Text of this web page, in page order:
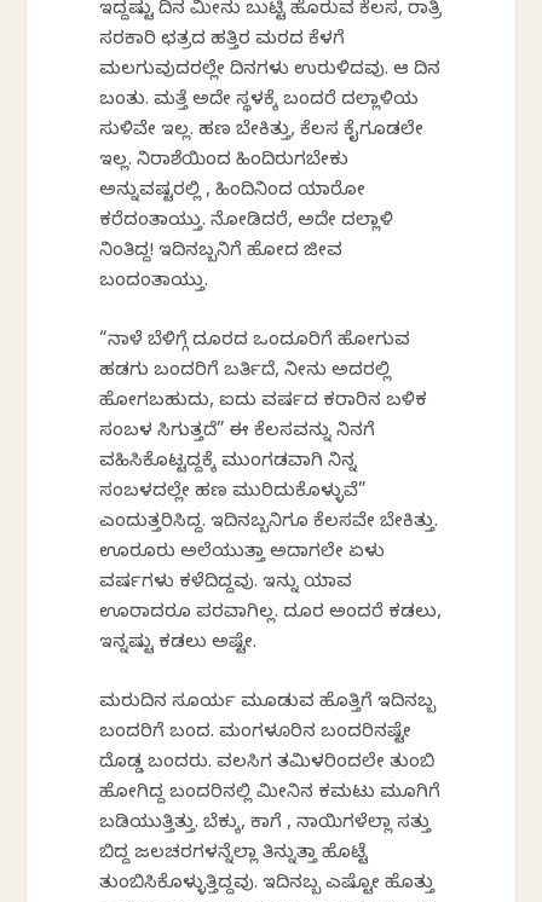
ಇದ್ದಷ್ಟು ದಿನ ಮೀನು ಬುಟ್ಟಿ ಹೊರುವ ಕೆಲಸ, ರಾತ್ರಿ
ಸರಕಾರಿ ಛತ್ರದ ಹತ್ತಿರ ಮರದ ಕೆಳಗೆ
ಮಲಗುವುದರಲ್ಲೇ ದಿನಗಳು ಉರುಳಿದವು. ಆ ದಿನ
ಬಂತು. ಮತ್ತೆ ಅದೇ ಸ್ಥಳಕ್ಕೆ ಬಂದರೆ ದಲ್ಲಾಳಿಯ
ಸುಳಿವೇ ಇಲ್ಲ. ಹಣ ಬೇಕಿತ್ತು, ಕೆಲಸ ಕೈಗೂಡಲೇ
ಇಲ್ಲ. ನಿರಾಶೆಯಿಂದ ಹಿಂದಿರುಗಬೇಕು
ಅನ್ನುವಷ್ಟರಲ್ಲಿ , ಹಿಂದಿನಿಂದ ಯಾರೋ
ಕರೆದಂತಾಯ್ತು. ನೋಡಿದರೆ, ಅದೇ ದಲ್ಲಾಳಿ
ನಿಂತಿದ್ದ! ಇದಿನಬ್ಬನಿಗೆ ಹೋದ ಜೀವ
ಬಂದಂತಾಯ್ತು.
“ನಾಳೆ ಬೆಳಿಗ್ಗೆ ದೂರದ ಒಂದೂರಿಗೆ ಹೋಗುವ
ಹಡಗು ಬಂದರಿಗೆ ಬರ್ತಿದೆ, ನೀನು ಅದರಲ್ಲಿ
ಹೋಗಬಹುದು, ಐದು ವರ್ಷದ ಕರಾರಿನ ಬಳಿಕ
ಸಂಬಳ ಸಿಗುತ್ತದೆ” ಈ ಕೆಲಸವನ್ನು ನಿನಗೆ
ವಹಿಸಿಕೊಟ್ಟದ್ದಕ್ಕೆ ಮುಂಗಡವಾಗಿ‌ ನಿನ್ನ
ಸಂಬಳದಲ್ಲೇ ಹಣ ಮುರಿದುಕೊಳ್ಳುವೆ”
ಎಂದುತ್ತರಿಸಿದ್ದ. ಇದಿನಬ್ಬನಿಗೂ ಕೆಲಸವೇ ಬೇಕಿತ್ತು.
ಊರೂರು ಅಲೆಯುತ್ತಾ ಅದಾಗಲೇ ಏಳು
ವರ್ಷಗಳು ಕಳೆದಿದ್ದವು. ಇನ್ನು ಯಾವ
ಊರಾದರೂ ಪರವಾಗಿಲ್ಲ. ದೂರ ಅಂದರೆ ಕಡಲು,
ಇನ್ನಷ್ಟು ಕಡಲು ಅಷ್ಟೇ.
ಮರುದಿನ ಸೂರ್ಯ ಮೂಡುವ ಹೊತ್ತಿಗೆ ಇದಿನಬ್ಬ
ಬಂದರಿಗೆ ಬಂದ. ಮಂಗಳೂರಿನ ಬಂದರಿನಷ್ಟೇ
ದೊಡ್ಡ ಬಂದರು. ವಲಸಿಗ ತಮಿಳರಿಂದಲೇ ತುಂಬಿ
ಹೋಗಿದ್ದ ಬಂದರಿನಲ್ಲಿ ಮೀನಿನ ಕಮಟು ಮೂಗಿಗೆ
ಬಡಿಯುತ್ತಿತ್ತು. ಬೆಕ್ಕು, ಕಾಗೆ , ನಾಯಿಗಳೆಲ್ಲಾ ಸತ್ತು
ಬಿದ್ದ ಜಲಚರಗಳನ್ನೆಲ್ಲಾ ತಿನ್ನುತ್ತಾ‌ ಹೊಟ್ಟೆ
ತುಂಬಿಸಿಕೊಳ್ಳುತ್ತಿದ್ದವು. ಇದಿನಬ್ಬ ಎಷ್ಟೋ ಹೊತ್ತು